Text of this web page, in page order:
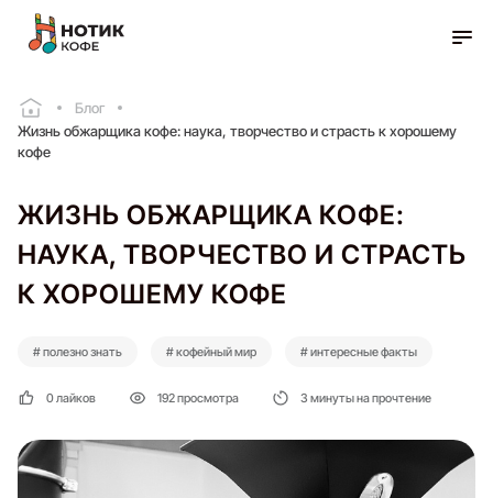
Блог
Жизнь обжарщика кофе: наука, творчество и страсть к хорошему
кофе
ЖИЗНЬ ОБЖАРЩИКА КОФЕ:
НАУКА, ТВОРЧЕСТВО И СТРАСТЬ
К ХОРОШЕМУ КОФЕ
# полезно знать # кофейный мир # интересные факты
0 лайков 192 просмотра 3 минуты на прочтение